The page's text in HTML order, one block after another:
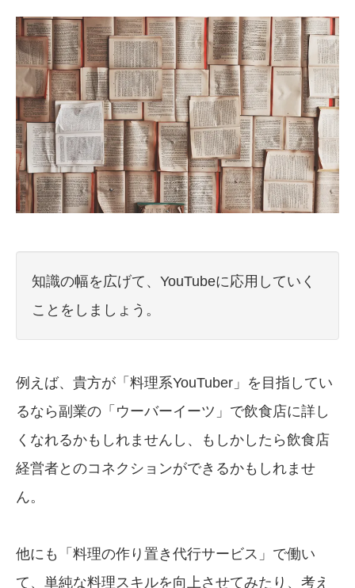
知識の幅を広げて、YouTubeに応用していく
ことをしましょう。
例えば、貴方が「料理系YouTuber」を目指してい
るなら副業の「ウーバーイーツ」で飲食店に詳し
くなれるかもしれませんし、もしかしたら飲食店
経営者とのコネクションができるかもしれませ
ん。
他にも「料理の作り置き代行サービス」で働い
て、単純な料理スキルを向上させてみたり、考え